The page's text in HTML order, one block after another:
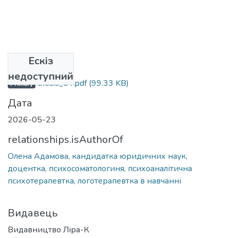
Ескіз
недоступний
Файли
Primary thesis_04.pdf(99.33 KB)
Дата
2026-05-23
relationships.isAuthorOf
Олена Адамова, кандидатка юридичних наук,
доцентка, психосоматологиня, психоаналітична
психотерапевтка, логотерапевтка в навчанні
Видавець
Видавництво Ліра-К